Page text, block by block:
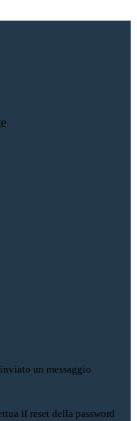
un messaggio
il reset della password